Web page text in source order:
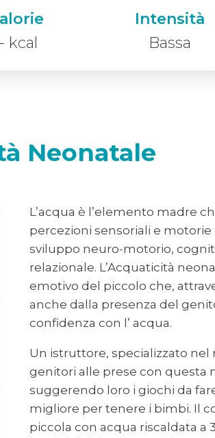
kcal
Intensità
Bassa
Neonatale
L’acqua è l’elemento madre
percezioni sensoriali e
sviluppo neuro-motorio,
relazionale. L’Acquaticità
emotivo del piccolo che,
anche dalla presenza del
confidenza con l’ acqua.
Un istruttore, specializzato
genitori alle prese con questa
suggerendo loro i giochi da
migliore per tenere i bimbi. Il
piccola con acqua riscaldata a